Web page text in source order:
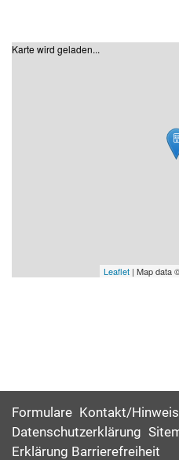
Karte wird geladen...
Leaflet | Map data
Formulare Kontakt/
Datenschutzerklärung
Erklärung Barrierefreiheit